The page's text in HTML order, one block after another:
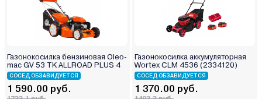
Газонокосилка бензиновая Oleo-
mac GV 53 TK ALLROAD PLUS 4
СОСЕД ОБЗАВИДУЕТСЯ
1 590.00 руб.
Газонокосилка аккумуляторная
Wortex CLM 4536 (2334120)
СОСЕД ОБЗАВИДУЕТСЯ
1 370.00 руб.